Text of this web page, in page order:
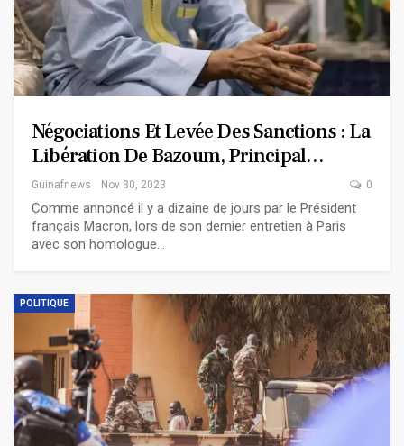
Négociations Et Levée Des Sanctions : La
Libération De Bazoum, Principal…
Guinafnews Nov 30, 2023 0
Comme annoncé il y a dizaine de jours par le Président
français Macron, lors de son dernier entretien à Paris
avec son homologue…
POLITIQUE